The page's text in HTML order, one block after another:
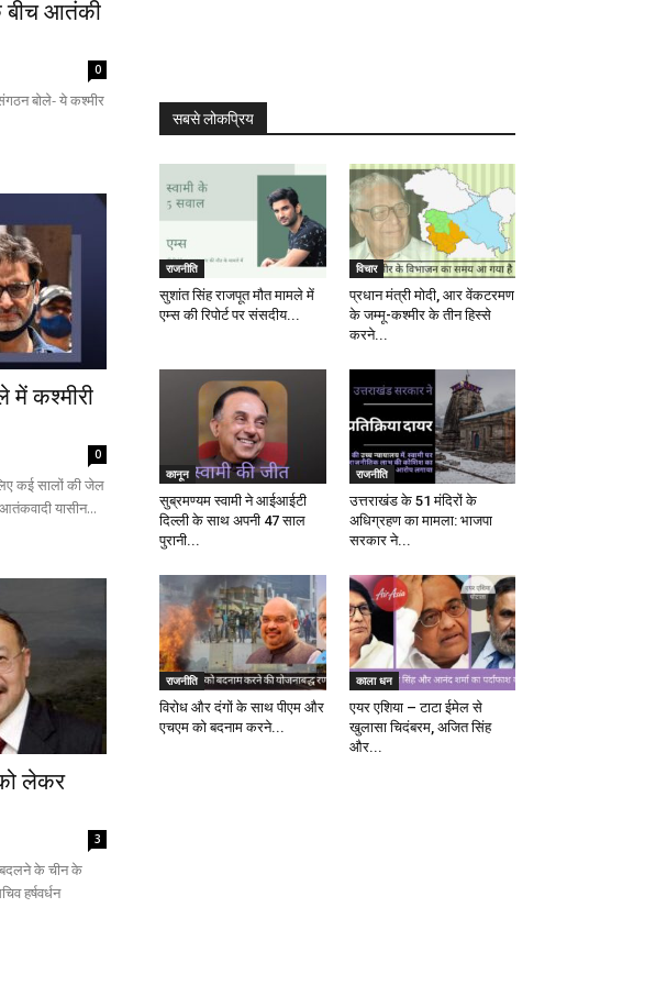
बीच आतंकी
0
बोले- ये कश्मीर
में कश्मीरी
0
कई सालों की जेल
यासीन...
लेकर
3
बदलने के चीन के
हर्षवर्धन
सबसे लोकप्रिय
राजनीति
सुशांत सिंह राजपूत मौत मामले में
एम्स की रिपोर्ट पर संसदीय...
विचार
प्रधान मंत्री मोदी, आर वेंकटरमण
के जम्मू-कश्मीर के तीन हिस्से
करने...
कानून
सुब्रमण्यम स्वामी ने आईआईटी
दिल्ली के साथ अपनी 47 साल
पुरानी...
राजनीति
उत्तराखंड के 51 मंदिरों के
अधिग्रहण का मामला: भाजपा
सरकार ने...
राजनीति
विरोध और दंगों के साथ पीएम और
एचएम को बदनाम करने...
काला धन
एयर एशिया – टाटा ईमेल से
खुलासा चिदंबरम, अजित सिंह
और...